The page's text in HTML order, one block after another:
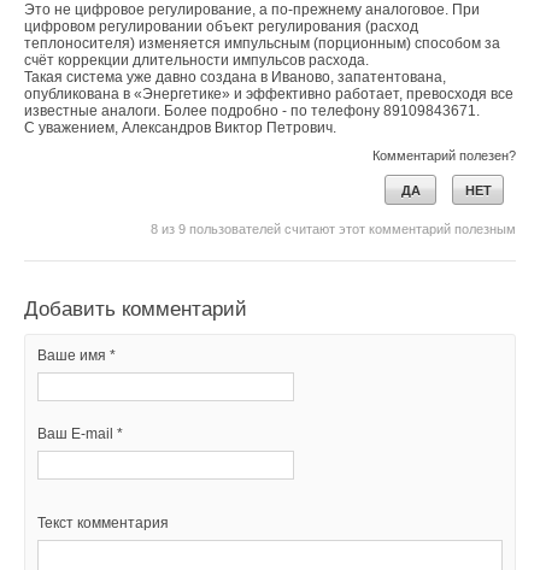
Это не цифровое регулирование, а по-прежнему аналоговое. При
цифровом регулировании объект регулирования (расход
теплоносителя) изменяется импульсным (порционным) способом за
счёт коррекции длительности импульсов расхода.
Такая система уже давно создана в Иваново, запатентована,
опубликована в «Энергетике» и эффективно работает, превосходя все
известные аналоги. Более подробно - по телефону 89109843671.
С уважением, Александров Виктор Петрович.
Комментарий полезен?
ДА НЕТ
8 из 9 пользователей считают этот комментарий полезным
Добавить комментарий
Ваше имя *
Ваш E-mail *
Текст комментария
Уведомления отключены
Комментарии
В этой теме еще нет комментариев